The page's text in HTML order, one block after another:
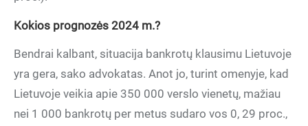
Kokios prognozės 2024 m.?
Bendrai kalbant, situacija bankrotų klausimu Lietuvoje
yra gera, sako advokatas. Anot jo, turint omenyje, kad
Lietuvoje veikia apie 350 000 verslo vienetų, mažiau
nei 1 000 bankrotų per metus sudaro vos 0, 29 proc.,